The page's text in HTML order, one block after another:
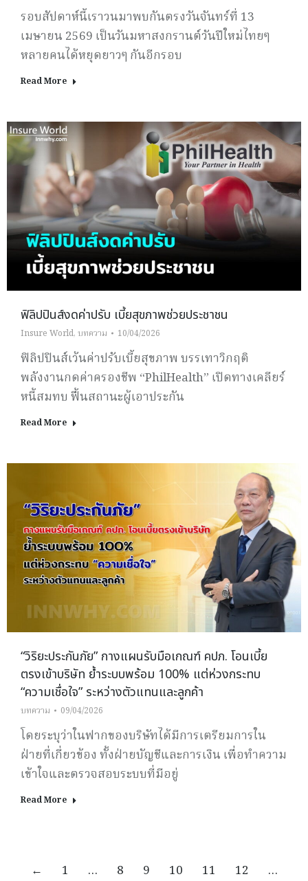
รอบสัปดาห์นี้เราวนมาพบกันตรงวันจันทร์ที่ 13
เมษายน 2569 เป็นวันมหาสงกรานต์วันปีใหม่ไทยๆ
หลายคนได้หยุดยาวๆ กันอีกรอบ
Read More
ฟิลิปปินส์งดค่าปรับ เบี้ยสุขภาพช่วยประชาชน
Insure World, บทความ 10/04/2026
ฟิลิปปินส์เว้นค่าปรับเบี้ยสุขภาพ บรรเทาวิกฤติ
พลังงานกดค่าครองชีพ “PhilHealth” เปิดทางเคลียร์
หนี้สมทบ ฟื้นสถานะผู้เอาประกัน
Read More
“วิริยะประกันภัย” กางแผนรับมือเกณฑ์ คปภ. โอนเบี้ย
ตรงเข้าบริษัท ย้ำระบบพร้อม 100% แต่ห่วงกระทบ
“ความเชื่อใจ” ระหว่างตัวแทนและลูกค้า
บทความ 09/04/2026
โดยระบุว่าในฟากของบริษัทได้มีการเตรียมการใน
ฝ่ายที่เกี่ยวข้อง ทั้งฝ่ายบัญชีและการเงิน เพื่อทำความ
เข้าใจและตรวจสอบระบบที่มีอยู่
Read More
← 1 … 8 9 10 11 12
…